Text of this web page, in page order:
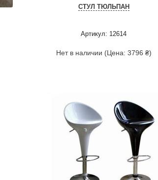
СТУЛ ТЮЛЬПАН
Артикул: 12614
Нет в наличии (Цена: 3796 ₴)